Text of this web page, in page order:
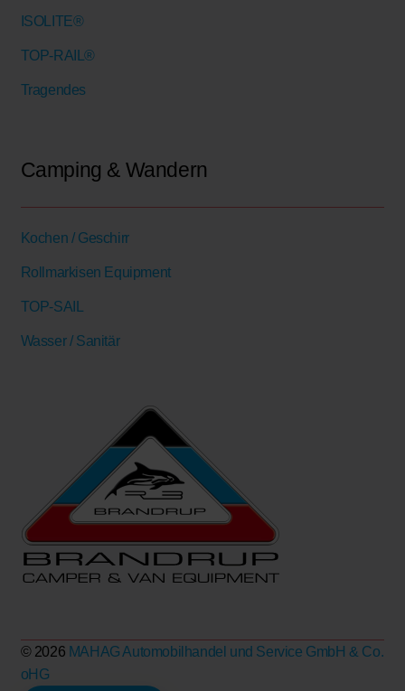
ISOLITE®
TOP-RAIL®
Tragendes
Camping & Wandern
Kochen / Geschirr
Rollmarkisen Equipment
TOP-SAIL
Wasser / Sanitär
© 2026 MAHAG Automobilhandel und Service GmbH & Co.
oHG